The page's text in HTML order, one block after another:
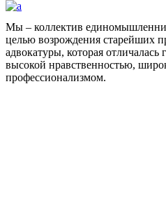
Мы – коллектив
целью возрождения старейших
адвокатуры, которая
высокой нравственностью,
профессионализмом.